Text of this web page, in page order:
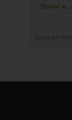
Spital am